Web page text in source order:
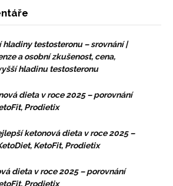
hladiny testosteronu – srovnání |
a osobní zkušenost, cena,
hladinu testosteronu
dieta v roce 2025 – porovnání
Prodietix
ketonová dieta v roce 2025 –
KetoFit, Prodietix
dieta v roce 2025 – porovnání
Prodietix